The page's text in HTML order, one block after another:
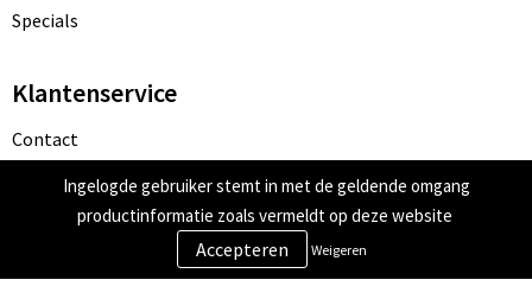
Specials
Klantenservice
Contact
Bestelling & Bezorging
Betaalmethoden
Ingelogde gebruiker stemt in met de geldende omgang
productinformatie zoals vermeldt op deze website
Weigeren